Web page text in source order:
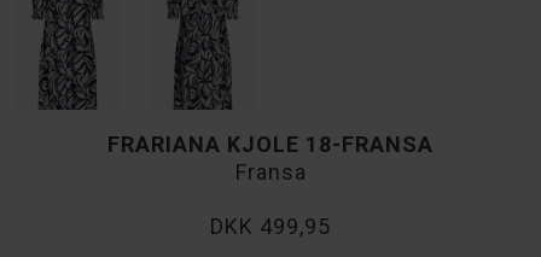
FRARIANA KJOLE 18-FRANSA
Fransa
DKK 499,95